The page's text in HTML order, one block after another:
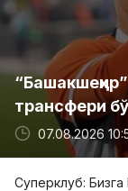
трансфери
07.08.2026
Суперклуб: